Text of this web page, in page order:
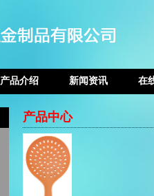
产品介绍 新闻资讯 在
产品中心